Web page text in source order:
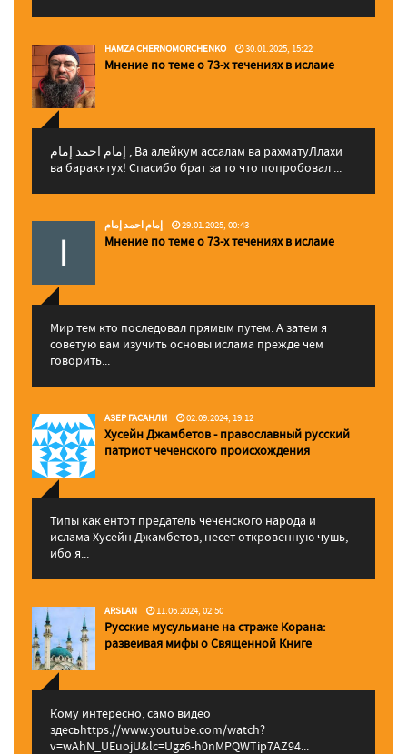
HAMZA CHERNOMORCHENKO 30.01.2025, 15:22
Мнение по теме о 73-х течениях в исламе
إمام احمد إمام , Ва алейкум ассалам ва рахматуЛлахи
ва баракятух! Спасибо брат за то что попробовал ...
إمام احمد إمام 29.01.2025, 00:43
Мнение по теме о 73-х течениях в исламе
Мир тем кто последовал прямым путем. А затем я
советую вам изучить основы ислама прежде чем
говорить...
АЗЕР ГАСАНЛИ 02.09.2024, 19:12
Хусейн Джамбетов - православный русский
патриот чеченского происхождения
Типы как ентот предатель чеченского народа и
ислама Хусейн Джамбетов, несет откровенную чушь,
ибо я...
ARSLAN 11.06.2024, 02:50
Русские мусульмане на страже Корана:
pазвеивая мифы о Священной Книге
Кому интересно, само видео
здесьhttps://www.youtube.com/watch?
v=wAhN_UEuojU&lc=Ugz6-h0nMPQWTip7AZ94...